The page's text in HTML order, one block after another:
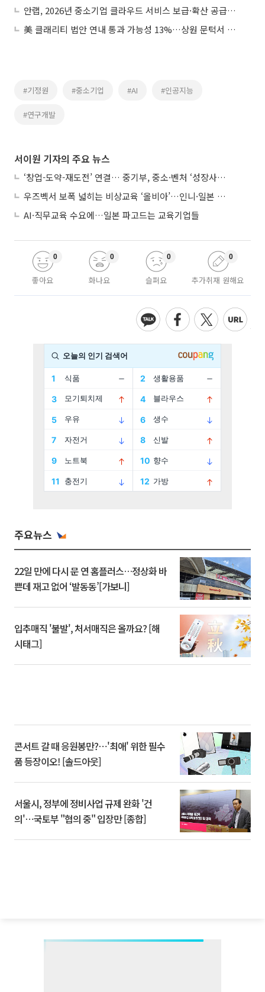
안랩, 2026년 중소기업 클라우드 서비스 보급·확산 공급기업 선정
美 클래리티 법안 연내 통과 가능성 13%…상원 문턱서 제동
#기정원 #중소기업 #AI #인공지능
#연구개발
서이원 기자의 주요 뉴스
‘창업-도약-재도전’ 연결… 중기부, 중소·벤처 ‘성장사다리’ 짓는다
우즈벡서 보폭 넓히는 비상교육 ‘올비아’…인니·일본 진출 타진
AI·직무교육 수요에…일본 파고드는 교육기업들
좋아요
0
화나요
0
슬퍼요
0
추가취재 원해요
0
주요뉴스
22일 만에 다시 문 연 홈플러스…정상화 바
쁜데 재고 없어 ‘발동동’[가보니]
입추매직 '불발', 처서매직은 올까요? [해
시태그]
콘서트 갈 때 응원봉만?⋯'최애' 위한 필수
품 등장이오! [솔드아웃]
서울시, 정부에 정비사업 규제 완화 '건
의'⋯국토부 "협의 중" 입장만 [종합]